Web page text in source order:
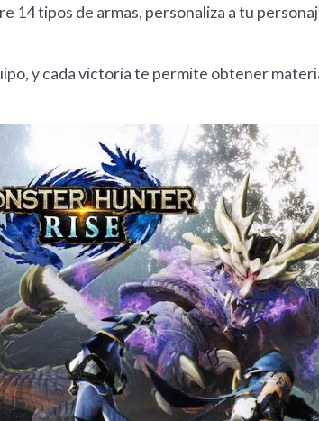
14 tipos de armas, personaliza a tu
y cada victoria te permite obtener